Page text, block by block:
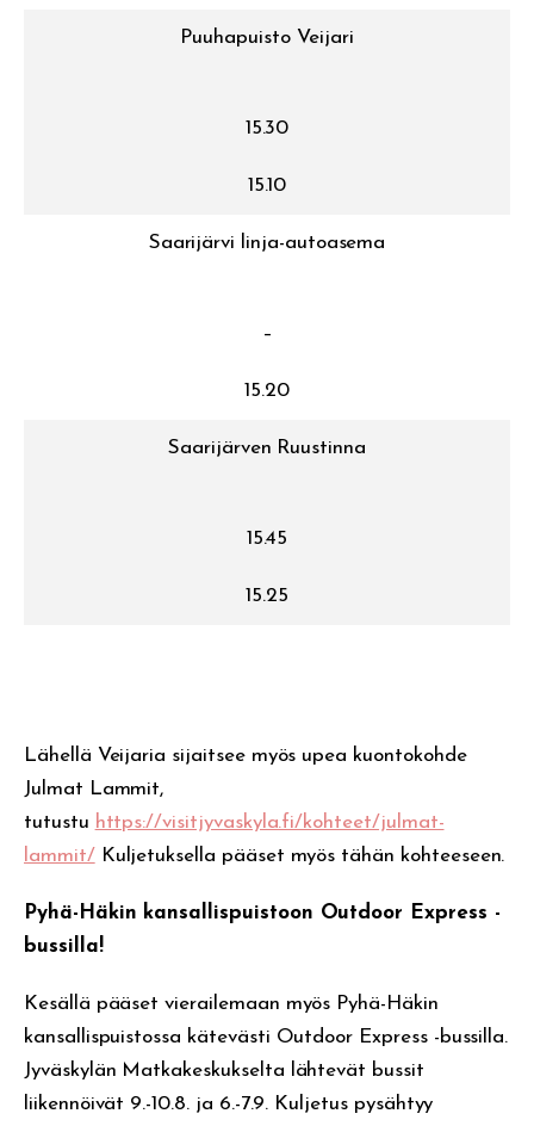
Puuhapuisto Veijari
15.30
15.10
Saarijärvi linja-autoasema
–
15.20
Saarijärven Ruustinna
15.45
15.25
Lähellä Veijaria sijaitsee myös upea kuontokohde
Julmat Lammit,
tutustu https://visitjyvaskyla.fi/kohteet/julmat-
lammit/ Kuljetuksella pääset myös tähän kohteeseen.
Pyhä-Häkin kansallispuistoon Outdoor Express -
bussilla!
Kesällä pääset vierailemaan myös Pyhä-Häkin
kansallispuistossa kätevästi Outdoor Express -bussilla.
Jyväskylän Matkakeskukselta lähtevät bussit
liikennöivät 9.-10.8. ja 6.-7.9. Kuljetus pysähtyy